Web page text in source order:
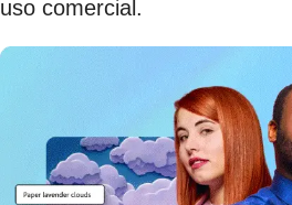
uso comercial.